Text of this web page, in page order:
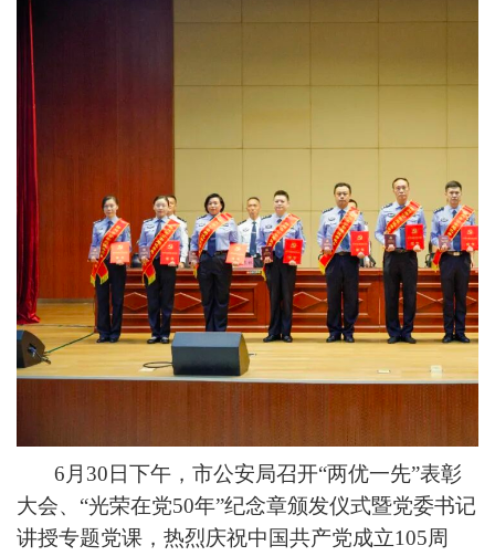
6月30日下午，市公安局召开“两优一先”表彰
大会、“光荣在党50年”纪念章颁发仪式暨党委书记
讲授专题党课，热烈庆祝中国共产党成立105周